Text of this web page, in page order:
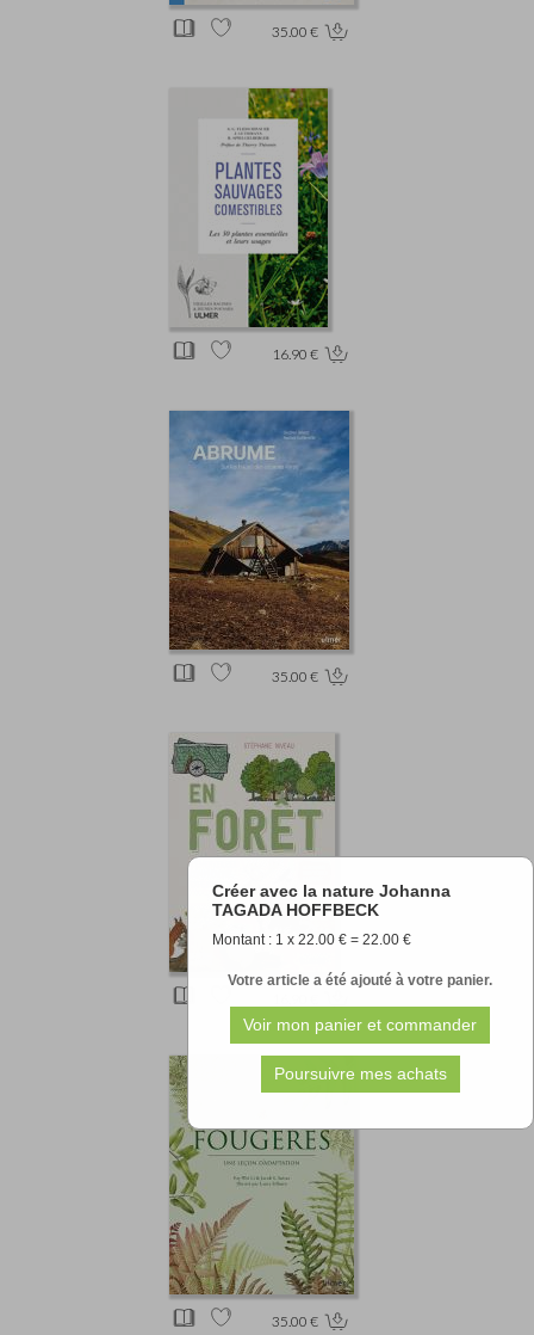
Créer avec la nature Johanna
TAGADA HOFFBECK
Montant : 1 x 22.00 € = 22.00 €
Votre article a été ajouté à votre panier.
35.00 €
16.90 €
35.00 €
35.00 €